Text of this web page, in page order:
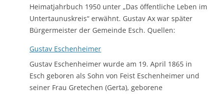
Heimatjahrbuch 1950 unter „Das öffentliche Leben im
Untertaunuskreis“ erwähnt. Gustav Ax war später
Bürgermeister der Gemeinde Esch. Quellen:
Gustav Eschenheimer
Gustav Eschenheimer wurde am 19. April 1865 in
Esch geboren als Sohn von Feist Eschenheimer und
seiner Frau Gretechen (Gerta), geborene